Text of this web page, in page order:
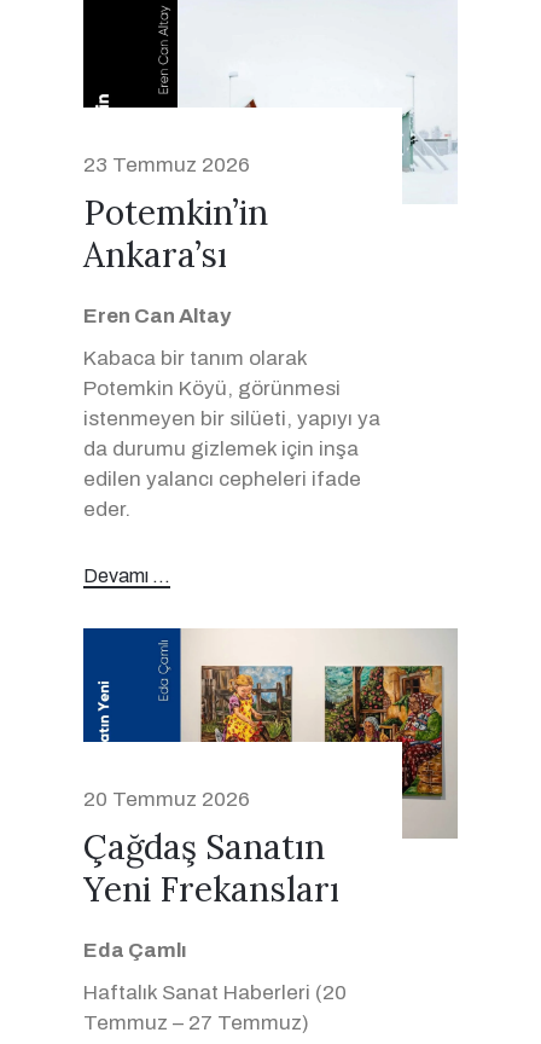
23 Temmuz 2026
Potemkin’in
Ankara’sı
Eren Can Altay
Kabaca bir tanım olarak
Potemkin Köyü, görünmesi
istenmeyen bir silüeti, yapıyı ya
da durumu gizlemek için inşa
edilen yalancı cepheleri ifade
eder.
Devamı ...
20 Temmuz 2026
Çağdaş Sanatın
Yeni Frekansları
Eda Çamlı
Haftalık Sanat Haberleri (20
Temmuz – 27 Temmuz)